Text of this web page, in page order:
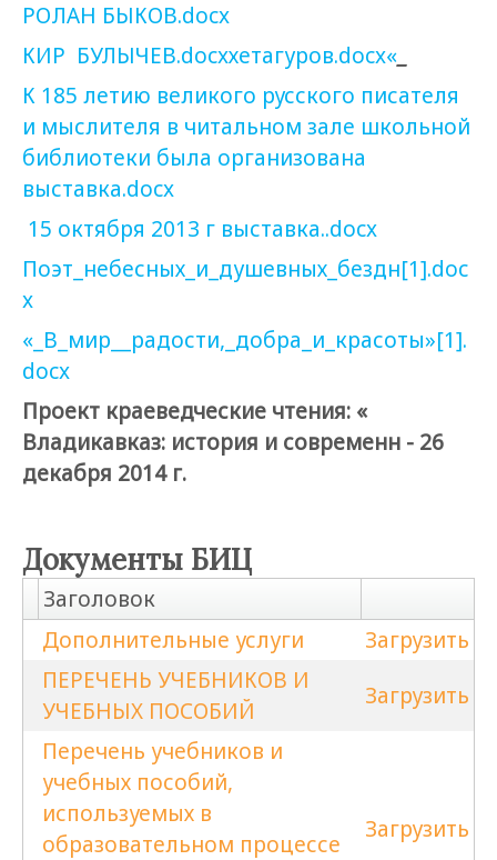
РОЛАН БЫКОВ.docx
КИР БУЛЫЧЕВ.docxхетагуров.docx«
К 185 летию великого русского писателя
и мыслителя в читальном зале школьной
библиотеки была организована
выставка.docx
15 октября 2013 г выставка..docx
Поэт_небесных_и_душевных_бездн[1].doc
x
«_В_мир__радости,_добра_и_красоты»[1].
docx
Проект краеведческие чтения: «
Владикавказ: история и современн - 26
декабря 2014 г.
Документы БИЦ
Заголовок
Дополнительные услуги
Загрузить
ПЕРЕЧЕНЬ УЧЕБНИКОВ И
УЧЕБНЫХ ПОСОБИЙ
Загрузить
Перечень учебников и
учебных пособий,
используемых в
образовательном процессе
Загрузить